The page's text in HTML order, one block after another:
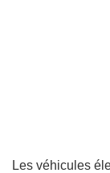
Les véhicules